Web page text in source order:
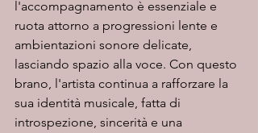
l'accompagnamento è essenziale e
ruota attorno a progressioni lente e
ambientazioni sonore delicate,
lasciando spazio alla voce. Con questo
brano, l'artista continua a rafforzare la
sua identità musicale, fatta di
introspezione, sincerità e una